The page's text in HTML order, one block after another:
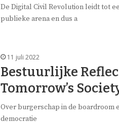
De Digital Civil Revolution leidt tot
publieke arena en dus a
11 juli 2022
Bestuurlijke
Tomorrow’s
Over burgerschap in de boardroom
democratie